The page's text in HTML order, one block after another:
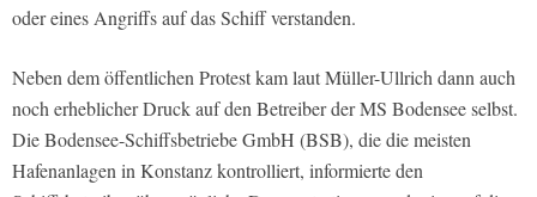
oder eines Angriffs auf das Schiff verstanden.
Neben dem öffentlichen Protest kam laut Müller-Ullrich dann auch
noch erheblicher Druck auf den Betreiber der MS Bodensee selbst.
Die Bodensee-Schiffsbetriebe GmbH (BSB), die die meisten
Hafenanlagen in Konstanz kontrolliert, informierte den